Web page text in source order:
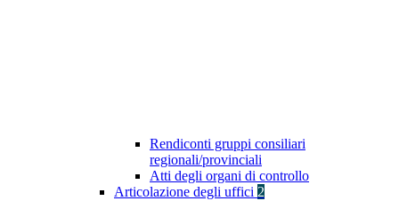
Rendiconti gruppi consiliari
regionali/provinciali
Atti degli organi di controllo
Articolazione degli uffici 2